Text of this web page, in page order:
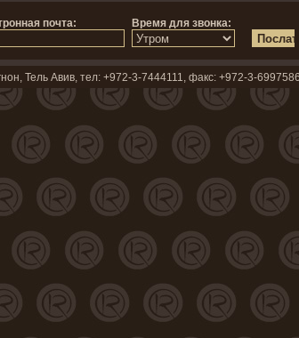
Тель Авив, тел: +972-3-7444111, факс: +972-3-